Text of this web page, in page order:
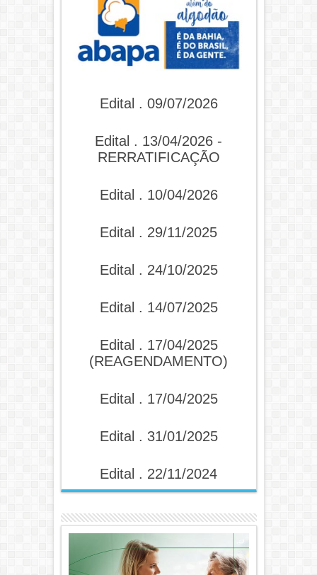
Edital . 09/07/2026
Edital . 13/04/2026 -
RERRATIFICAÇÃO
Edital . 10/04/2026
Edital . 29/11/2025
Edital . 24/10/2025
Edital . 14/07/2025
Edital . 17/04/2025
(REAGENDAMENTO)
Edital . 17/04/2025
Edital . 31/01/2025
Edital . 22/11/2024